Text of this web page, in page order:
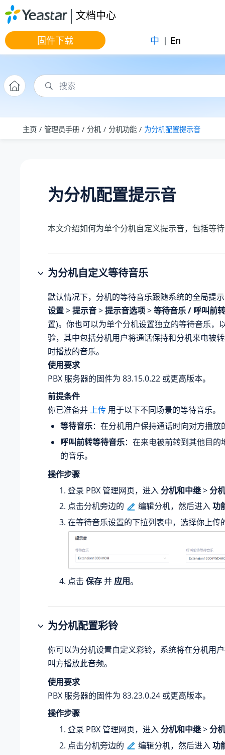
跳转到主要内容
文档中心
固件下载 中 | En
主页 管理员手册 分机 分机功能 为分机配置提示音
为分机配置提示音
本文介绍如何为单个分机自定义提示音，包括等
为分机自定义等待音乐
默认情况下，分机的等待音乐跟随系统的全局提
设置>提示音>提示音选项>等待音乐 / 呼叫前
置)。你也可以为单个分机设置独立的等待音乐，
验，其中包括分机用户将通话保持和分机来电被
时播放的音乐。
使用要求
PBX 服务器的固件为 83.15.0.22 或更高版本。
前提条件
你已准备并 上传 用于以下不同场景的等待音乐。
等待音乐：在分机用户保持通话时向对方播放
呼叫前转等待音乐：在来电被前转到其他目的
的音乐。
操作步骤
登录 PBX 管理网页，进入分机和中继>分机
点击分机旁边的
编辑分机，然后进入功
在等待音乐设置的下拉列表中，选择你上传
点击 保存并 应用。
为分机配置彩铃
你可以为分机设置自定义彩铃，系统将在分机用
叫方播放此音频。
使用要求
PBX 服务器的固件为 83.23.0.24 或更高版本。
操作步骤
登录 PBX 管理网页，进入分机和中继>分机
点击分机旁边的
编辑分机，然后进入功